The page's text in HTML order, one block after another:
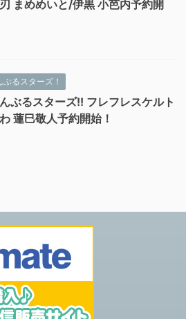
まめめいと/伊黒 小芭内予約開
ぶるスターズ！
ぶるスターズ!! フレフレスケルト
蓮巳敬人予約開始！